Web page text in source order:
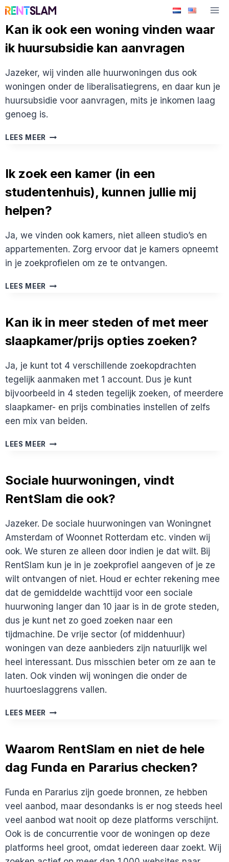
Ga
de
inhoud
Kan ik ook een woning vinden waar
ik huursubsidie kan aanvragen
Jazeker, wij vinden alle huurwoningen dus ook
woningen onder de liberalisatiegrens, en daar kun je
huursubsidie voor aanvragen, mits je inkomen laag
genoeg is.
LEES MEER KAN
WONING
VINDEN
IK
KAN
Ik zoek een kamer (in een
studentenhuis), kunnen jullie mij
helpen?
Ja, we vinden ook kamers, niet alleen studio’s en
appartementen. Zorg ervoor dat je kamers opneemt
in je zoekprofielen om ze te ontvangen.
LEES MEER
KAMER
(IN
EEN
STUDENTENHUIS),
JULLIE
MIJ
HELPEN?
Kan ik in meer steden of met meer
slaapkamer/prijs opties zoeken?
Ja, je kunt tot 4 verschillende zoekopdrachten
tegelijk aanmaken met 1 account. Dus je kunt
bijvoorbeeld in 4 steden tegelijk zoeken, of meerdere
slaapkamer- en prijs combinaties instellen of zelfs
een mix van beiden.
LEES MEER KAN
STEDEN
OF
SLAAPKAMER/PRIJS
OPTIES
ZOEKEN?
Sociale huurwoningen, vindt
RentSlam die ook?
Jazeker. De sociale huurwoningen van Woningnet
Amsterdam of Woonnet Rotterdam etc. vinden wij
ook. We sturen ze alleen door indien je dat wilt. Bij
RentSlam kun je in je zoekprofiel aangeven of je ze
wilt ontvangen of niet. Houd er echter rekening mee
dat de gemiddelde wachttijd voor een sociale
huurwoning langer dan 10 jaar is in de grote steden,
dus je kunt net zo goed zoeken naar een
tijdmachine. De vrije sector (of middenhuur)
woningen van deze aanbieders zijn natuurlijk wel
heel interessant. Dus misschien beter om ze aan te
laten. Ook vinden wij woningen die onder de
huurtoeslaggrens vallen.
LEES MEER SOCIALE
DIE
OOK?
Waarom RentSlam en niet de hele
dag Funda en Pararius checken?
Funda en Pararius zijn goede bronnen, ze hebben
veel aanbod, maar desondanks is er nog steeds heel
veel aanbod wat nooit op deze platforms verschijnt.
Ook is de concurrentie voor de woningen op deze
platforms heel groot, omdat iedereen daar zoekt. Wij